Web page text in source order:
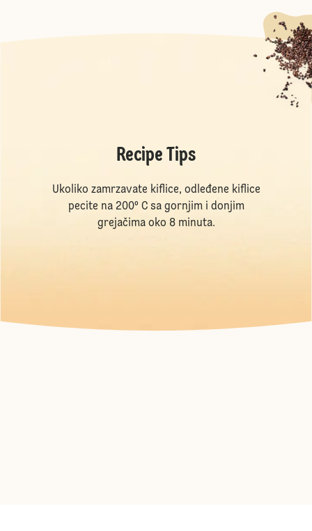
Recipe Tips
Ukoliko zamrzavate kiflice, odleđene kiflice
pecite na 200º C sa gornjim i donjim
grejačima oko 8 minuta.